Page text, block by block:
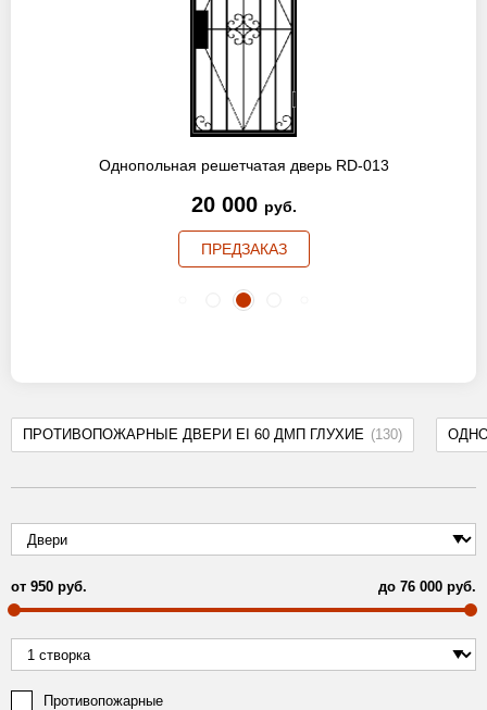
ПРОТИВОПОЖАРНЫЕ ДВЕРИ EI 60 ДМП ГЛУХИЕ (130)
от 950 руб. до 76 000 руб.
Противопожарные
Однопольная решетчатая дверь RD-013
20 000 руб.
ПРЕДЗАКАЗ